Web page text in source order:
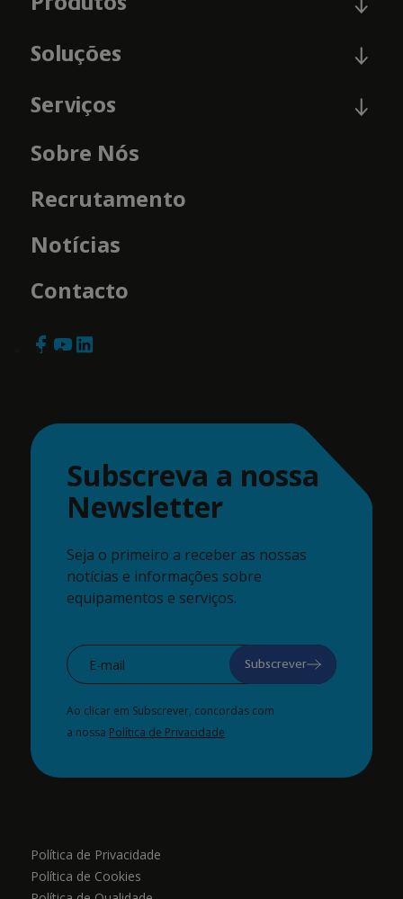
Produtos
Soluções
Serviços
Sobre Nós
Recrutamento
Notícias
Contacto
Subscreva a nossa
Newsletter
Seja o primeiro a receber as nossas
notícias e informações sobre
equipamentos e serviços.
Subscrever
Ao clicar em Subscrever, concordas com
a nossa Política de Privacidade
Política de Privacidade
Política de Cookies